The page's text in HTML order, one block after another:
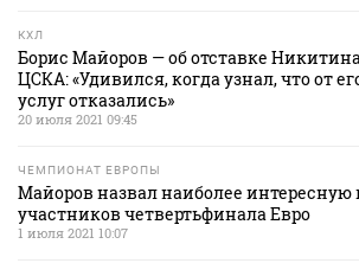
КХЛ
Борис Майоров — об отставке
ЦСКА: «Удивился, когда узнал, что от
услуг отказались»
20 июля 2021 09:45
ЧЕМПИОНАТ ЕВРОПЫ
Майоров назвал наиболее интересную
участников четвертьфинала Евро
1 июля 2021 10:07